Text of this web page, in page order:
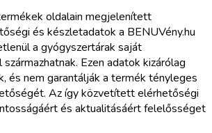
oldalain megjelenített
és készletadatok a BENUVény.hu
a gyógyszertárak saját
Ezen adatok kizárólag
és nem garantálják a termék tényleges
Az így közvetített elérhetőségi
és aktualitásáért felelősséget